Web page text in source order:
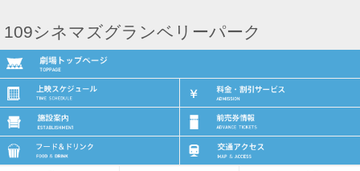
109シネマズグランベリーパーク